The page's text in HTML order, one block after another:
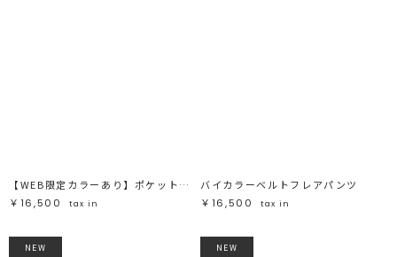
【WEB限定カラーあり】ポケットシャギーニットカーディガン
￥16,500
tax in
バイカラーベルトフレアパンツ
￥16,500
tax in
NEW NEW